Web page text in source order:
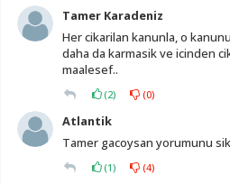
Tamer Karadeniz
Her cikarilan kanunla, o
daha da karmasik ve icinden
maalesef..
(2) (0)
Atlantik
Tamer gacoysan yorumunu
(1) (4)